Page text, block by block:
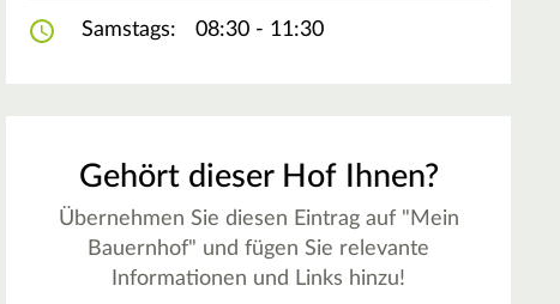
Samstags: 08:30 - 11:30
Gehört dieser Hof Ihnen?
Übernehmen Sie diesen Eintrag auf "Mein
Bauernhof" und fügen Sie relevante
Informationen und Links hinzu!